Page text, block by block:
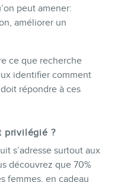
peut amener:
améliorer un
ce que recherche
identifier comment
répondre à ces
privilégié ?
s’adresse surtout aux
découvrez que 70%
femmes, en cadeau